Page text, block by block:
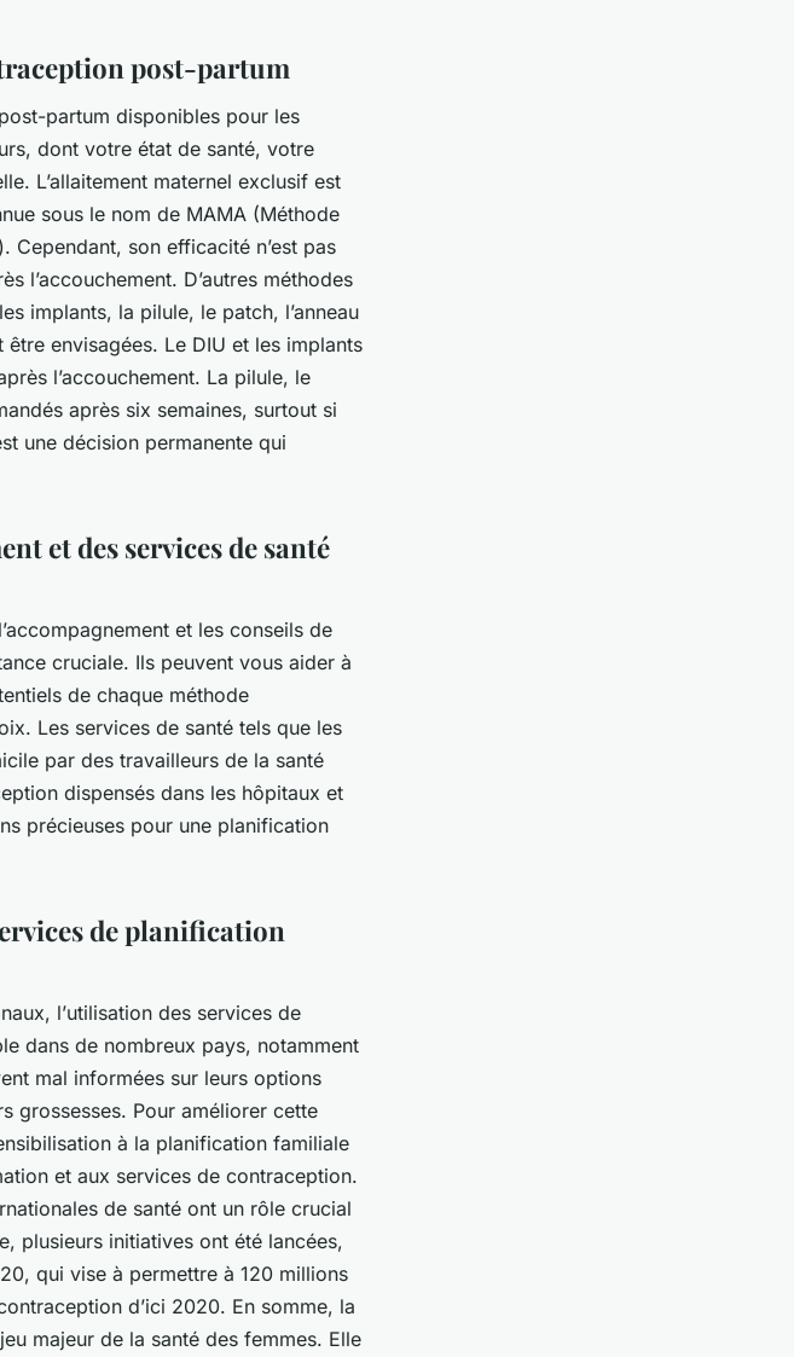
post-partum
partum disponibles pour les
dont votre état de santé, votre
L’allaitement maternel exclusif est
sous le nom de MAMA (Méthode
. Cependant, son efficacité n’est pas
l’accouchement. D’autres méthodes
implants, la pilule, le patch, l’anneau
envisagées. Le DIU et les implants
l’accouchement. La pilule, le
après six semaines, surtout si
une décision permanente qui
et des services de santé
et les conseils de
cruciale. Ils peuvent vous aider à
de chaque méthode
Les services de santé tels que les
par des travailleurs de la santé
dispensés dans les hôpitaux et
précieuses pour une planification
de planification
l’utilisation des services de
dans de nombreux pays, notamment
mal informées sur leurs options
grossesses. Pour améliorer cette
à la planification familiale
et aux services de contraception.
de santé ont un rôle crucial
plusieurs initiatives ont été lancées,
, qui vise à permettre à 120 millions
d’ici 2020. En somme, la
majeur de la santé des femmes. Elle